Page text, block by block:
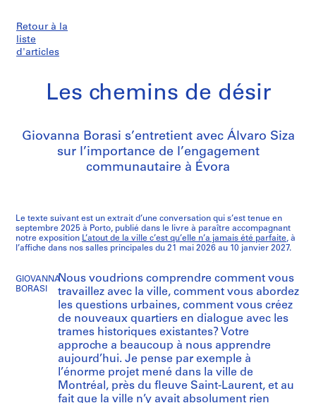
Retour à la
liste
d'articles
Les chemins de désir
Giovanna Borasi s’entretient avec Álvaro Siza
sur l’importance de l’engagement
communautaire à Évora
Le texte suivant est un extrait d’une conversation qui s’est tenue en
septembre 2025 à Porto, publié dans le livre à paraître accompagnant
notre exposition L’atout de la ville c’est qu’elle n’a jamais été parfaite, à
l’affiche dans nos salles principales du 21 mai 2026 au 10 janvier 2027.
GIOVANNA
BORASI
Nous voudrions comprendre comment vous
travaillez avec la ville, comment vous abordez
les questions urbaines, comment vous créez
de nouveaux quartiers en dialogue avec les
trames historiques existantes? Votre
approche a beaucoup à nous apprendre
aujourd’hui. Je pense par exemple à
l’énorme projet mené dans la ville de
Montréal, près du fleuve Saint-Laurent, et au
fait que la ville n’y avait absolument rien